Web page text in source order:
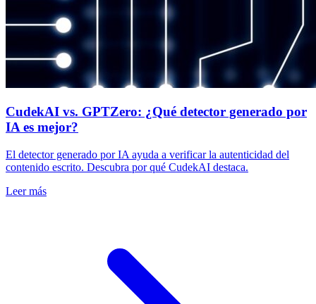
CudekAI vs. GPTZero: ¿Qué detector generado por
IA es mejor?
El detector generado por IA ayuda a verificar la autenticidad del
contenido escrito. Descubra por qué CudekAI destaca.
Leer más